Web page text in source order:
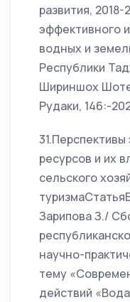
развития,
эффективного
водных и
Республики
Шириншох
Рудаки, 146:-
ресурсов и их
сельского
Зарипова З./
научно-
тему
действий